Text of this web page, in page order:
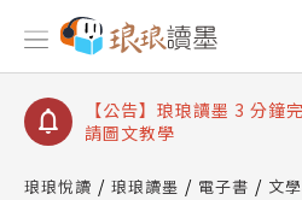
【公告】琅琅讀墨數位閱
【公告】琅琅讀墨書櫃開
【公告】琅琅讀墨 3 分鐘
請圖文教學
查詢
琅琅悅讀 琅琅讀墨 電子書 文